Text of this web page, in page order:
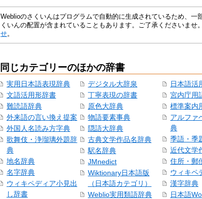
Weblioのさくいんはプログラムで自動的に生成されているため、一
くいんの配置が含まれていることもあります。ご了承くださいませ。
せ。
同じカテゴリーのほかの辞書
実用日本語表現辞典
文語活用形辞書
難読語辞典
外来語の言い換え提案
外国人名読み方字典
歌舞伎・浄瑠璃外題辞
典
地名辞典
名字辞典
ウィキペディア小見出
し辞書
デジタル大辞泉
丁寧表現の辞書
原色大辞典
物語要素事典
隠語大辞典
古典文学作品名辞典
駅名辞典
JMnedict
Wiktionary日本語版
（日本語カテゴリ）
Weblio実用類語辞典
日本語活
宮内庁用
標準案内
アルファ
典
季語・季
近代文学
住所・郵
ウィキペ
漢字辞典
日本語